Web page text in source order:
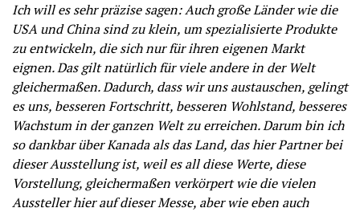
Ich will es sehr präzise sagen: Auch große Länder wie die
USA und China sind zu klein, um spezialisierte Produkte
zu entwickeln, die sich nur für ihren eigenen Markt
eignen. Das gilt natürlich für viele andere in der Welt
gleichermaßen. Dadurch, dass wir uns austauschen, gelingt
es uns, besseren Fortschritt, besseren Wohlstand, besseres
Wachstum in der ganzen Welt zu erreichen. Darum bin ich
so dankbar über Kanada als das Land, das hier Partner bei
dieser Ausstellung ist, weil es all diese Werte, diese
Vorstellung, gleichermaßen verkörpert wie die vielen
Aussteller hier auf dieser Messe, aber wie eben auch